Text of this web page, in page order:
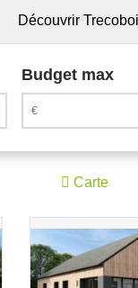
Découvrir
Budget max
Carte